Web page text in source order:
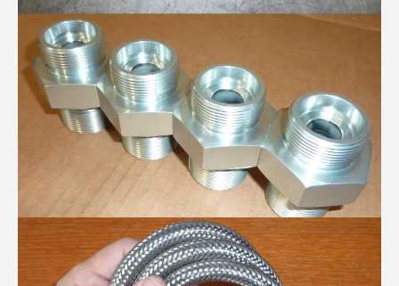
Höchstdruck-Verschraubungen
PTFE-Wellschlauch mit verdeckter Stützspirale...